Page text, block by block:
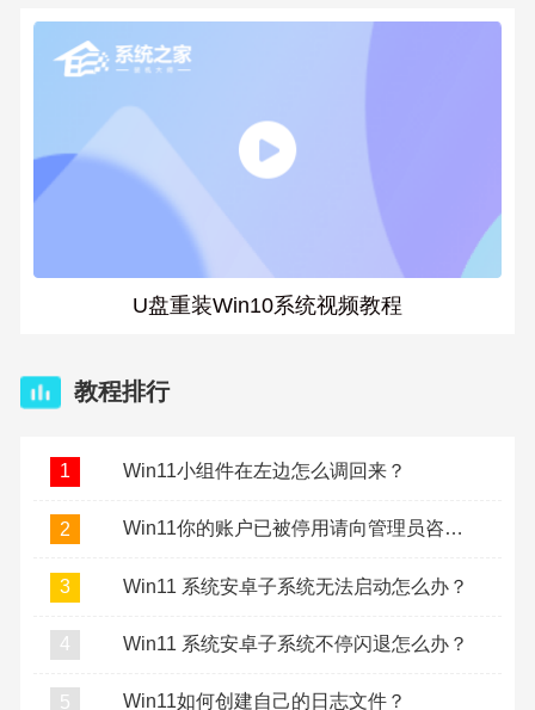
U盘重装Win10系统视频教程
教程排行
1 Win11小组件在左边怎么调回来？
2 Win11你的账户已被停用请向管理员咨询怎么办？
3 Win11 系统安卓子系统无法启动怎么办？
4 Win11 系统安卓子系统不停闪退怎么办？
5 Win11如何创建自己的日志文件？